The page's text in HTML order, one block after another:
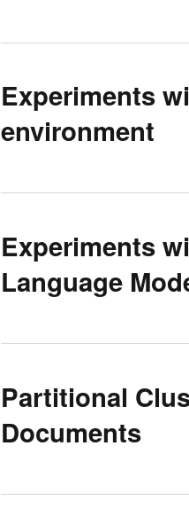
Experiments
environment
Experiments
Language
Partitional
Documents